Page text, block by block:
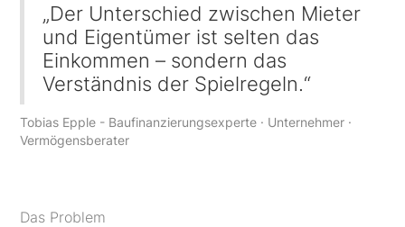
„Der Unterschied zwischen Mieter
und Eigentümer ist selten das
Einkommen – sondern das
Verständnis der Spielregeln.“
Tobias Epple - Baufinanzierungsexperte · Unternehmer ·
Vermögensberater
Das Problem